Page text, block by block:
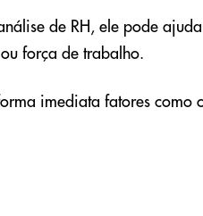
de RH, ele pode
força de trabalho.
imediata fatores como